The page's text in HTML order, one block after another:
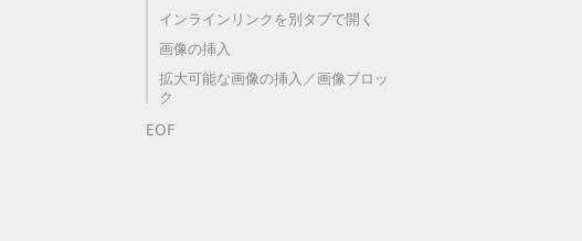
インラインリンクを別タブで開く
画像の挿入
拡大可能な画像の挿入／画像ブロッ
ク
EOF